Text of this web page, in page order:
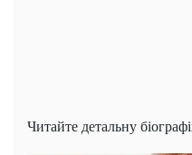
Читайте детальну